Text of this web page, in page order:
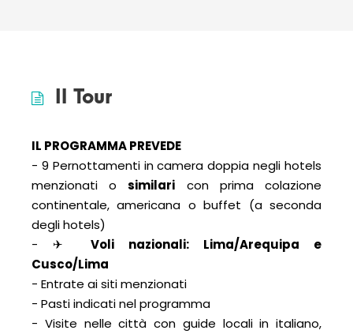
Il Tour
IL PROGRAMMA PREVEDE
- 9 Pernottamenti in camera doppia negli hotels
menzionati osimilari con prima colazione
continentale, americana o buffet (a seconda
degli hotels)
- ✈ Voli nazionali: Lima/Arequipa e
Cusco/Lima
- Entrate ai siti menzionati
- Pasti indicati nel programma
- Visite nelle città con guide locali in italiano,